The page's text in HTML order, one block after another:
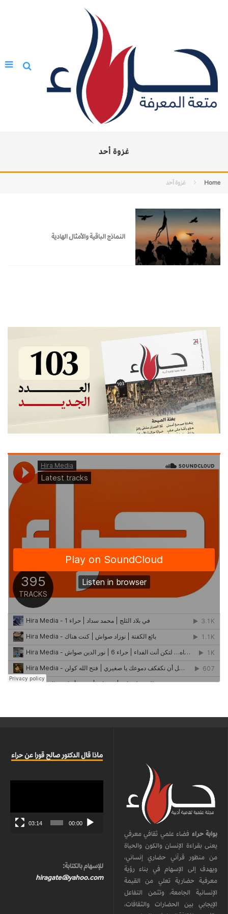
غزوة أحد
Home غزوة أحد
النماذج الباقية والأمثال الهادية
بوابة حراء فضاء علمي ثقافي معرفي
يعنى بقراءة الإنسان والكون والحياة
من منظور قرآني حضاري إنساني،
ويهدف إلى الإسهام في بناء رؤية
معرفية حضارية تعلي من القيمة
الإنسانية الجامعة، وتثمن التفاعل
الإيجابي بين الحضارات والثقافات،
ماذا قال الدكتور صالح قورا عن حراء
00:00
03:14
للإسهام بالكتابة:
hiragate@yahoo.com